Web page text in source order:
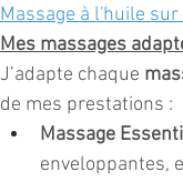
Massage à l'huile
Mes massages
J’adapte chaque
de mes prestations :
Massage
enveloppantes,